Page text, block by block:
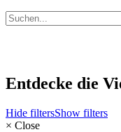
Entdecke die
Hide filtersShow filters
× Close